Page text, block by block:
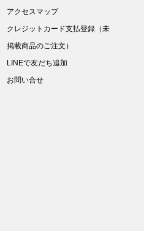
アクセスマップ
クレジットカード支払登録（未
掲載商品のご注文）
LINEで友だち追加
お問い合せ